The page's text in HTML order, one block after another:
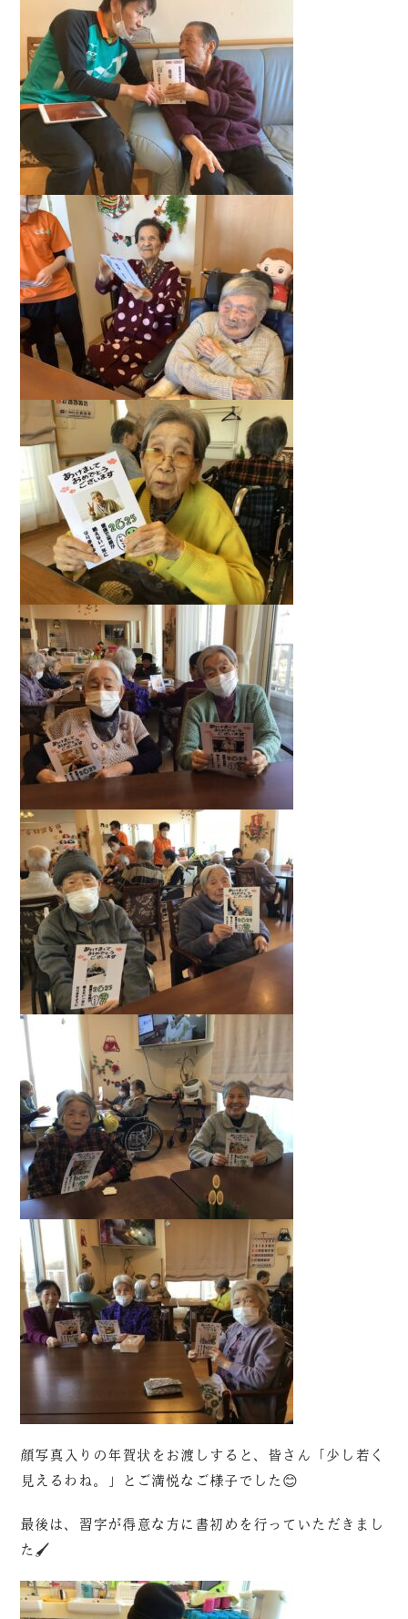
顔写真入りの年賀状をお渡しすると、皆さん「少し若く
見えるわね。」とご満悦なご様子でした😊
最後は、習字が得意な方に書初めを行っていただきまし
た🖌